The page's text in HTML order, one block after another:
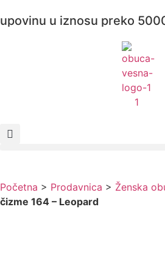
u iznosu preko
Početna > Prodavnica > Ženska
čizme 164 – Leopard